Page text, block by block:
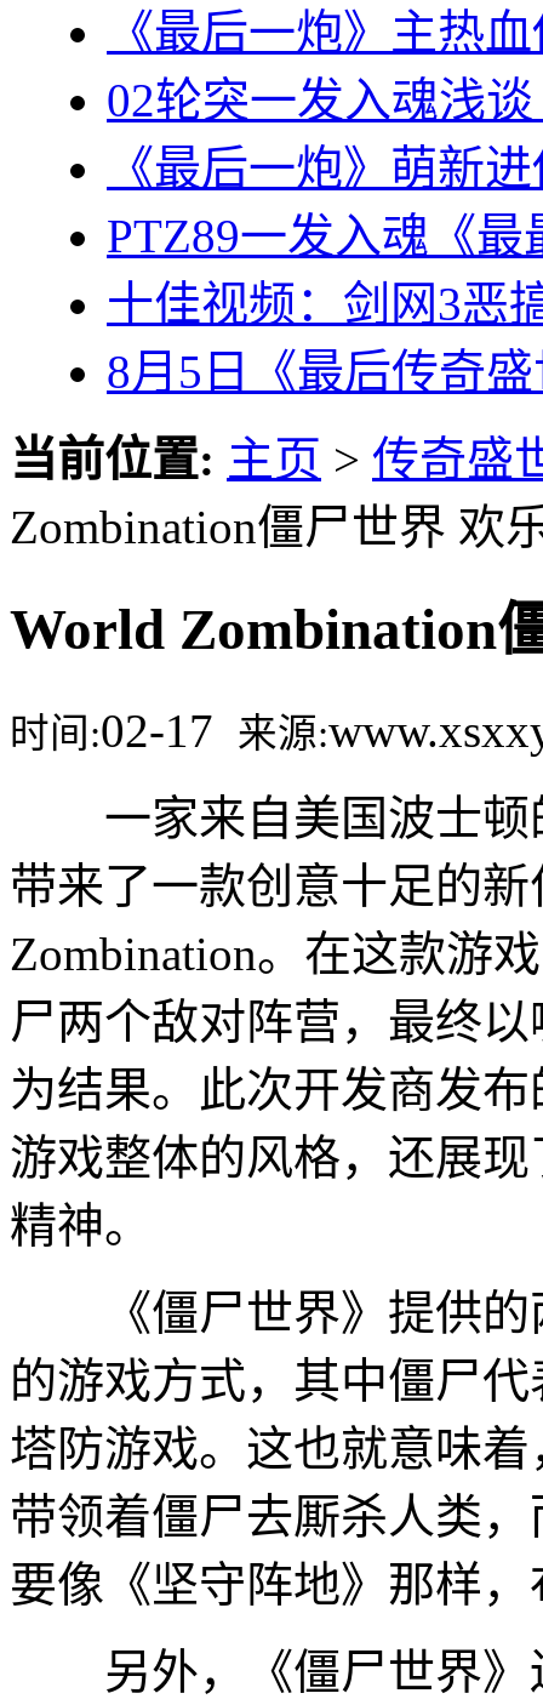
《最后一炮》主热
02轮突一发入魂浅
《最后一炮》萌新
PTZ89一发入魂《
十佳视频：剑网3恶
8月5日《最后传奇
当前位置: 主页 > 传奇盛
Zombination僵尸世界 欢
World Zombination
时间:02-17 来源:
一家来自美国波士顿
带来了一款创意十足的
Zombination。在这款游
尸两个敌对阵营，最终
为结果。此次开发商发
游戏整体的风格，还展
精神。
《僵尸世界》提供的
的游戏方式，其中僵尸
塔防游戏。这也就意味
带领着僵尸去厮杀人类
要像《坚守阵地》那样
另外，《僵尸世界》